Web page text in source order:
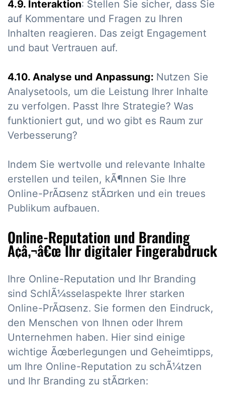
4.9. Interaktion: Stellen Sie sicher, dass Sie
auf Kommentare und Fragen zu Ihren
Inhalten reagieren. Das zeigt Engagement
und baut Vertrauen auf.
4.10. Analyse und Anpassung: Nutzen Sie
Analysetools, um die Leistung Ihrer Inhalte
zu verfolgen. Passt Ihre Strategie? Was
funktioniert gut, und wo gibt es Raum zur
Verbesserung?
Indem Sie wertvolle und relevante Inhalte
erstellen und teilen, kÃ¶nnen Sie Ihre
Online-PrÃ¤senz stÃ¤rken und ein treues
Publikum aufbauen.
Online-Reputation und Branding
Ã¢â‚¬â€œ Ihr digitaler Fingerabdruck
Ihre Online-Reputation und Ihr Branding
sind SchlÃ¼sselaspekte Ihrer starken
Online-PrÃ¤senz. Sie formen den Eindruck,
den Menschen von Ihnen oder Ihrem
Unternehmen haben. Hier sind einige
wichtige Ãœberlegungen und Geheimtipps,
um Ihre Online-Reputation zu schÃ¼tzen
und Ihr Branding zu stÃ¤rken: